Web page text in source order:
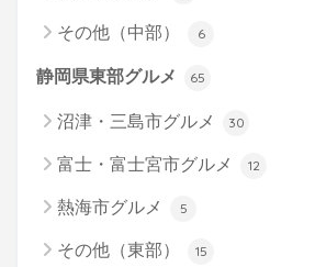
その他（中部） 6
静岡県東部グルメ 65
沼津・三島市グルメ 30
富士・富士宮市グルメ 12
熱海市グルメ 5
その他（東部） 15